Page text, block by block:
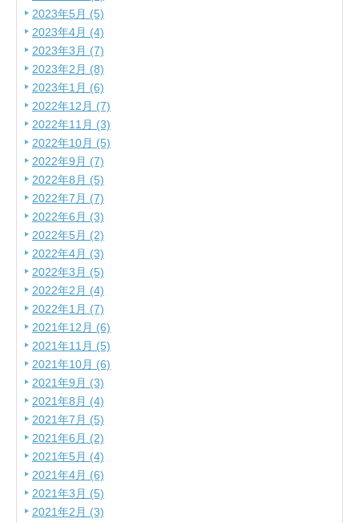
2023年5月 (5)
2023年4月 (4)
2023年3月 (7)
2023年2月 (8)
2023年1月 (6)
2022年12月 (7)
2022年11月 (3)
2022年10月 (5)
2022年9月 (7)
2022年8月 (5)
2022年7月 (7)
2022年6月 (3)
2022年5月 (2)
2022年4月 (3)
2022年3月 (5)
2022年2月 (4)
2022年1月 (7)
2021年12月 (6)
2021年11月 (5)
2021年10月 (6)
2021年9月 (3)
2021年8月 (4)
2021年7月 (5)
2021年6月 (2)
2021年5月 (4)
2021年4月 (6)
2021年3月 (5)
2021年2月 (3)